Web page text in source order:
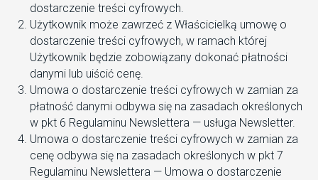
dostarczenie treści cyfrowych.
Użytkownik może zawrzeć z Właścicielką umowę o
dostarczenie treści cyfrowych, w ramach której
Użytkownik będzie zobowiązany dokonać płatności
danymi lub uiścić cenę.
Umowa o dostarczenie treści cyfrowych w zamian za
płatność danymi odbywa się na zasadach określonych
w pkt 6 Regulaminu Newslettera — usługa Newsletter.
Umowa o dostarczenie treści cyfrowych w zamian za
cenę odbywa się na zasadach określonych w pkt 7
Regulaminu Newslettera — Umowa o dostarczenie